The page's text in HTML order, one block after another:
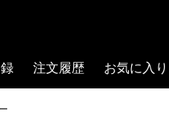
注文履歴 お気に入り